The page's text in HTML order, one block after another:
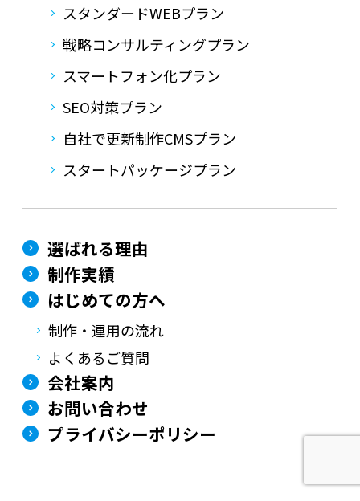
スタンダードWEBプラン
戦略コンサルティングプラン
スマートフォン化プラン
SEO対策プラン
自社で更新制作CMSプラン
スタートパッケージプラン
選ばれる理由
制作実績
はじめての方へ
制作・運用の流れ
よくあるご質問
会社案内
お問い合わせ
プライバシーポリシー